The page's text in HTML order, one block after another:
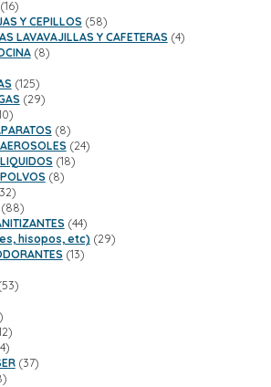
productos
1616
productos
Y CEPILLOS 5858
productos
LAVAVAJILLAS Y CAFETERAS 44
88
125125
productos
2929
10
productos88
productos
2424
1818
88
32
productos
8888
productos 4444
productos
hisopos, etc) 2929
1313
5353
12
productos
84
productos
3737
18